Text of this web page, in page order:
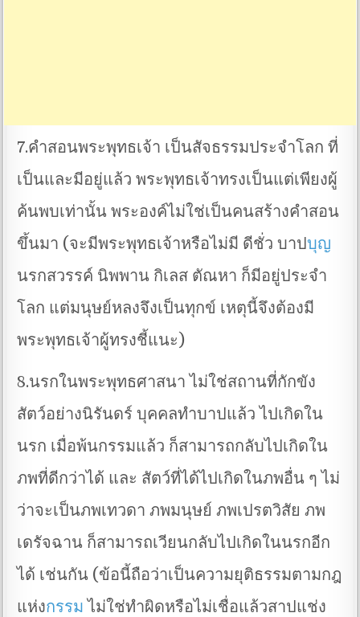
7.คำสอนพระพุทธเจ้า เป็นสัจธรรมประจำโลก ที่
เป็นและมีอยู่แล้ว พระพุทธเจ้าทรงเป็นแต่เพียงผู้
ค้นพบเท่านั้น พระองค์ไม่ใช่เป็นคนสร้างคำสอน
ขึ้นมา (จะมีพระพุทธเจ้าหรือไม่มี ดีชั่ว บาปบุญ
นรกสวรรค์ นิพพาน กิเลส ตัณหา ก็มีอยู่ประจำ
โลก แต่มนุษย์หลงจึงเป็นทุกข์ เหตุนี้จึงต้องมี
พระพุทธเจ้าผู้ทรงชี้แนะ)
8.นรกในพระพุทธศาสนา ไม่ใช่สถานที่กักขัง
สัตว์อย่างนิรันดร์ บุคคลทำบาปแล้ว ไปเกิดใน
นรก เมื่อพ้นกรรมแล้ว ก็สามารถกลับไปเกิดใน
ภพที่ดีกว่าได้ และ สัตว์ที่ได้ไปเกิดในภพอื่น ๆ ไม่
ว่าจะเป็นภพเทวดา ภพมนุษย์ ภพเปรตวิสัย ภพ
เดรัจฉาน ก็สามารถเวียนกลับไปเกิดในนรกอีก
ได้ เช่นกัน (ข้อนี้ถือว่าเป็นความยุติธรรมตามกฎ
แห่งกรรม ไม่ใช่ทำผิดหรือไม่เชื่อแล้วสาปแช่ง